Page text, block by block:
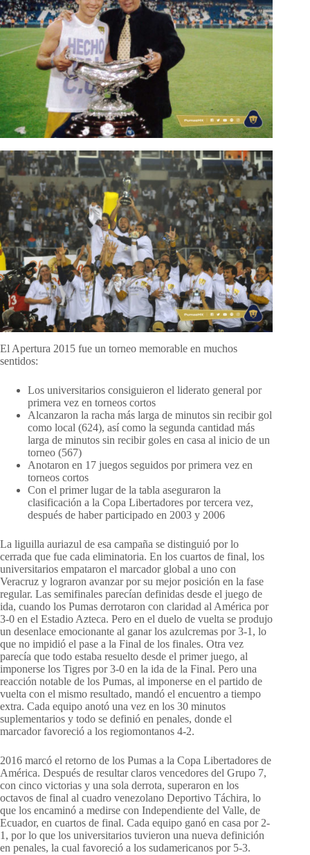
El Apertura 2015 fue un torneo memorable en muchos
sentidos:
Los universitarios consiguieron el liderato general por
primera vez en torneos cortos
Alcanzaron la racha más larga de minutos sin recibir gol
como local (624), así como la segunda cantidad más
larga de minutos sin recibir goles en casa al inicio de un
torneo (567)
Anotaron en 17 juegos seguidos por primera vez en
torneos cortos
Con el primer lugar de la tabla aseguraron la
clasificación a la Copa Libertadores por tercera vez,
después de haber participado en 2003 y 2006
La liguilla auriazul de esa campaña se distinguió por lo
cerrada que fue cada eliminatoria. En los cuartos de final, los
universitarios empataron el marcador global a uno con
Veracruz y lograron avanzar por su mejor posición en la fase
regular. Las semifinales parecían definidas desde el juego de
ida, cuando los Pumas derrotaron con claridad al América por
3-0 en el Estadio Azteca. Pero en el duelo de vuelta se produjo
un desenlace emocionante al ganar los azulcremas por 3-1, lo
que no impidió el pase a la Final de los finales. Otra vez
parecía que todo estaba resuelto desde el primer juego, al
imponerse los Tigres por 3-0 en la ida de la Final. Pero una
reacción notable de los Pumas, al imponerse en el partido de
vuelta con el mismo resultado, mandó el encuentro a tiempo
extra. Cada equipo anotó una vez en los 30 minutos
suplementarios y todo se definió en penales, donde el
marcador favoreció a los regiomontanos 4-2.
2016 marcó el retorno de los Pumas a la Copa Libertadores de
América. Después de resultar claros vencedores del Grupo 7,
con cinco victorias y una sola derrota, superaron en los
octavos de final al cuadro venezolano Deportivo Táchira, lo
que los encaminó a medirse con Independiente del Valle, de
Ecuador, en cuartos de final. Cada equipo ganó en casa por 2-
1, por lo que los universitarios tuvieron una nueva definición
en penales, la cual favoreció a los sudamericanos por 5-3.